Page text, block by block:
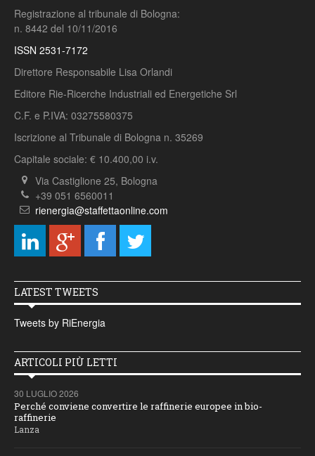
Registrazione al tribunale di Bologna:
n. 8442 del 10/11/2016
ISSN 2531-7172
Direttore Responsabile Lisa Orlandi
Editore Rie-Ricerche Industriali ed Energetiche Srl
C.F. e P.IVA: 03275580375
Iscrizione al Tribunale di Bologna n. 35269
Capitale sociale: € 10.400,00 i.v.
Via Castiglione 25, Bologna
+39 051 6560011
rienergia@staffettaonline.com
LATEST TWEETS
Tweets by RiEnergia
ARTICOLI PIÙ LETTI
30 LUGLIO 2026
Perché conviene convertire le raffinerie europee in bio-
raffinerie
Lanza